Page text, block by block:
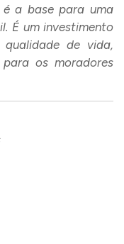
é a base para uma
É um investimento
de vida,
os moradores